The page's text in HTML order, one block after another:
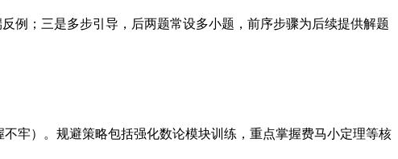
例；三是多步引导，后两题常设多小题，前序步骤为后续提供解题
牢）。规避策略包括强化数论模块训练，重点掌握费马小定理等核